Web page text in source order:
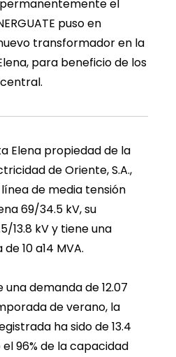
el
puso en
transformador en la
para beneficio de los
Elena propiedad de la
de Oriente, S.A.,
de media tensión
69/34.5 kV, su
13.8 kV y tiene una
10 a14 MVA.
demanda de 12.07
de verano, la
ha sido de 13.4
96% de la capacidad